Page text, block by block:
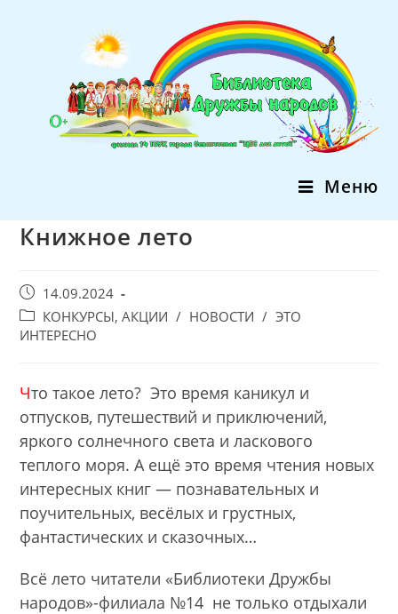
Меню
Книжное лето
Запись
опубликована:
14.09.2024
Post
category:
КОНКУРСЫ, АКЦИИ / НОВОСТИ / ЭТО
ИНТЕРЕСНО
Что такое лето? Это время каникул и
отпусков, путешествий и приключений,
яркого солнечного света и ласкового
теплого моря. А ещё это время чтения новых
интересных книг — познавательных и
поучительных, весёлых и грустных,
фантастических и сказочных…
Всё лето читатели «Библиотеки Дружбы
народов»-филиала №14 не только отдыхали